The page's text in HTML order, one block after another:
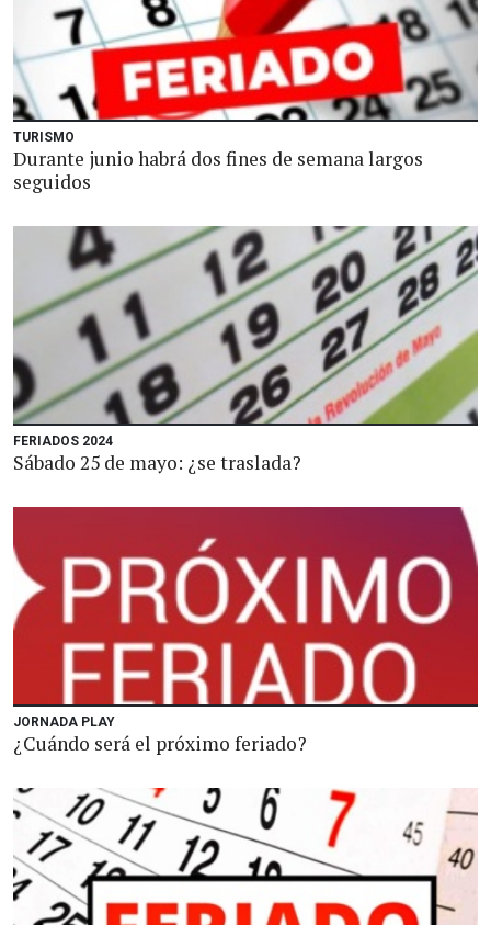
TURISMO
Durante junio habrá dos fines de semana largos
seguidos
FERIADOS 2024
Sábado 25 de mayo: ¿se traslada?
JORNADA PLAY
¿Cuándo será el próximo feriado?